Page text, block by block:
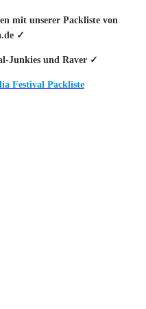
mit unserer Packliste von
✓
Junkies und Raver ✓
Festival Packliste